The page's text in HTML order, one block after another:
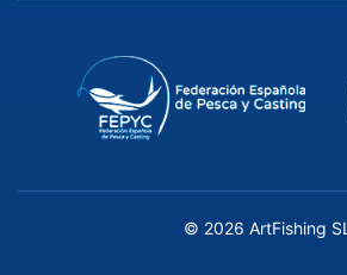
© 2026 ArtFishing SL